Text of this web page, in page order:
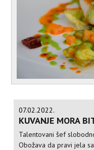
07.02.2022.
KUVANJE MORA
Talentovani šef
Obožava da pravi jela